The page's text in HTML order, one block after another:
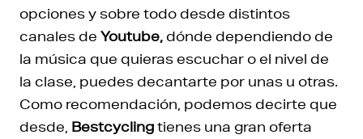
opciones y sobre todo desde distintos
canales de Youtube,dónde dependiendo de
la música que quieras escuchar o el nivel de
la clase, puedes decantarte por unas u otras.
Como recomendación, podemos decirte que
desde, Bestcyclingtienes una gran oferta